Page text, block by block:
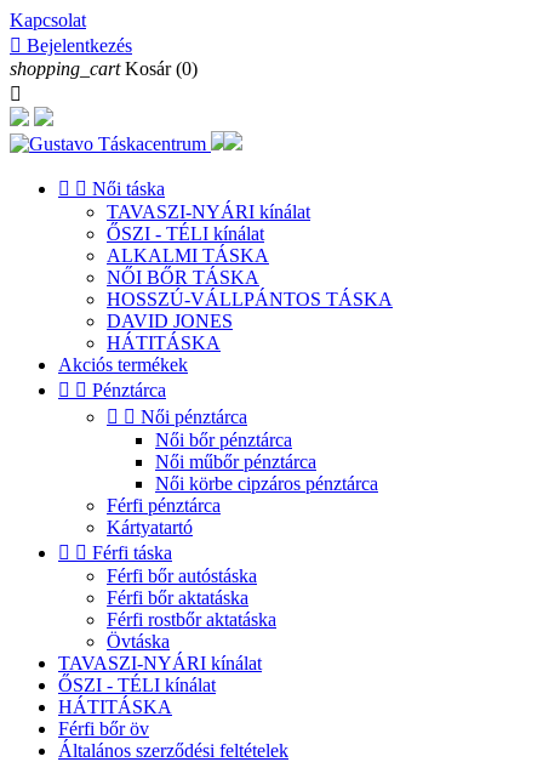
Kapcsolat
 Bejelentkezés
shopping_cart Kosár (0)

  Női táska
TAVASZI-NYÁRI kínálat
ŐSZI - TÉLI kínálat
ALKALMI TÁSKA
NŐI BŐR TÁSKA
HOSSZÚ-VÁLLPÁNTOS TÁSKA
DAVID JONES
HÁTITÁSKA
Akciós termékek
  Pénztárca
  Női pénztárca
Női bőr pénztárca
Női műbőr pénztárca
Női körbe cipzáros pénztárca
Férfi pénztárca
Kártyatartó
  Férfi táska
Férfi bőr autóstáska
Férfi bőr aktatáska
Férfi rostbőr aktatáska
Övtáska
TAVASZI-NYÁRI kínálat
ŐSZI - TÉLI kínálat
HÁTITÁSKA
Férfi bőr öv
Általános szerződési feltételek